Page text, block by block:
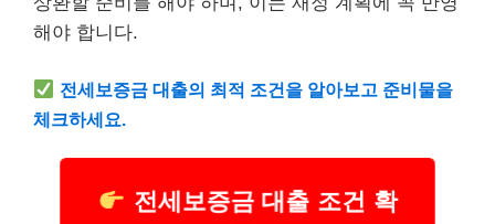
해야 합니다.
전세보증금 대출의 최적 조건을 알아보고 준비물을
체크하세요.
전세보증금 대출 조건 확